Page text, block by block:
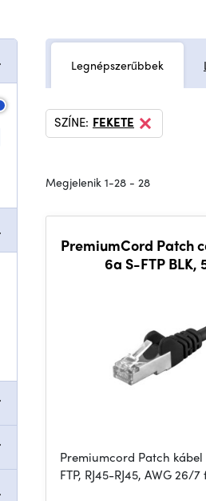
Legnépszerűbbek
SZÍNE: FEKETE
Megjelenik 1-28 - 28
PremiumCord Patch
6a S-FTP BLK,
Premiumcord Patch kábel
FTP, RJ45-RJ45, AWG 26/